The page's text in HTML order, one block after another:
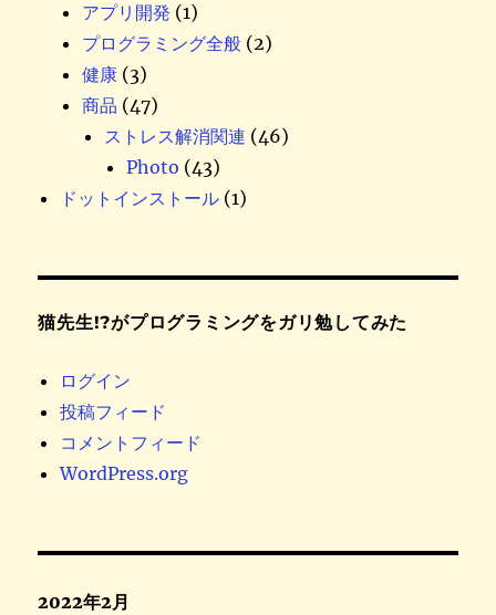
アプリ開発 (1)
プログラミング全般 (2)
健康 (3)
商品 (47)
ストレス解消関連 (46)
Photo (43)
ドットインストール (1)
猫先生!?がプログラミングをガリ勉してみた
ログイン
投稿フィード
コメントフィード
WordPress.org
2022年2月